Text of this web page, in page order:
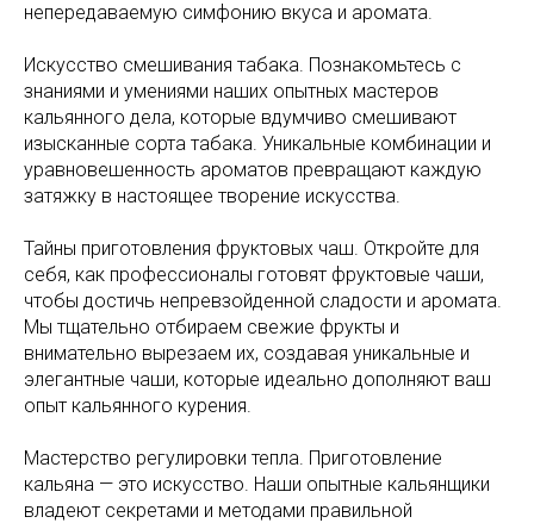
непередаваемую симфонию вкуса и аромата.
Искусство смешивания табака. Познакомьтесь с
знаниями и умениями наших опытных мастеров
кальянного дела, которые вдумчиво смешивают
изысканные сорта табака. Уникальные комбинации и
уравновешенность ароматов превращают каждую
затяжку в настоящее творение искусства.
Тайны приготовления фруктовых чаш. Откройте для
себя, как профессионалы готовят фруктовые чаши,
чтобы достичь непревзойденной сладости и аромата.
Мы тщательно отбираем свежие фрукты и
внимательно вырезаем их, создавая уникальные и
элегантные чаши, которые идеально дополняют ваш
опыт кальянного курения.
Мастерство регулировки тепла. Приготовление
кальяна — это искусство. Наши опытные кальянщики
владеют секретами и методами правильной